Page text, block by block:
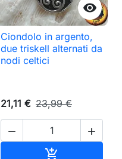

Ciondolo in argento,
due triskell alternati da
nodi celtici
21,11 € 23,99 €
 
